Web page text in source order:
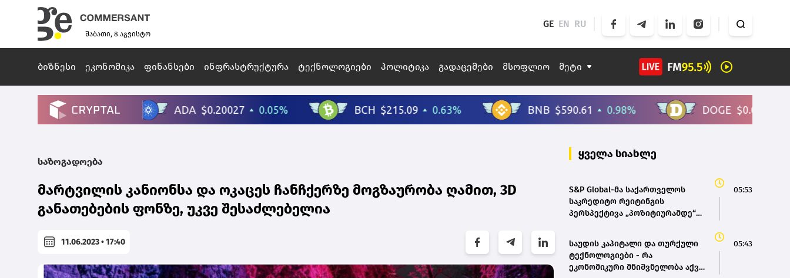
შაბათი, 8 აგვისტო
GE EN RU
ბიზნესი ეკონომიკა ფინანსები ინფრასტრუქტურა ტექნოლოგიები პოლიტიკა გადაცემები მსოფლიო მეტი
საზოგადოება
მარტვილის კანიონსა და ოკაცეს ჩანჩქერზე მოგზაურობა ღამით, 3D
განათებების ფონზე, უკვე შესაძლებელია
11.06.2023 • 17:40
ყველა სიახლე
S&P Global-მა საქართველოს
საკრედიტო რეიტინგის
პერსპექტივა „პოზიტიურამდე“
05:53
საუდის კაპიტალი და თურქული
ტექნოლოგიები - რა
ეკონომიკური მნიშვნელობა აქვს
05:43